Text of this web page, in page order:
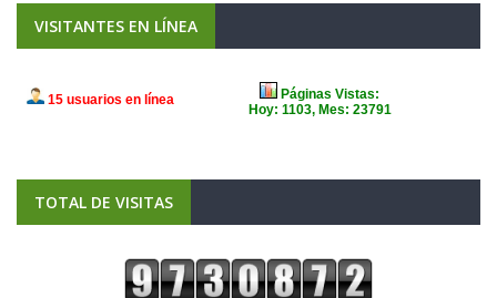
VISITANTES EN LÍNEA
TOTAL DE VISITAS